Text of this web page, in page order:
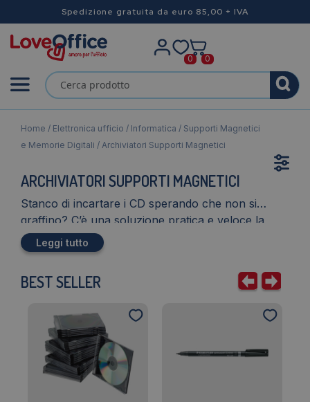
Spedizione gratuita da euro 85,00 + IVA
0 0
Home / Elettronica ufficio / Informatica / Supporti Magnetici
e Memorie Digitali / Archiviatori Supporti Magnetici
ARCHIVIATORI SUPPORTI MAGNETICI
Stanco di incartare i CD sperando che non si
graffino? C’è una soluzione pratica e veloce la
busta porta CD e DVD
troverai anchebuste porta pennine USB
DVD si graffiano facilmente per questo è bene
utilizzare le apposite buste che salvaguarderanno
Leggi tutto
BEST SELLER